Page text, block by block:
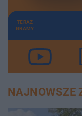
TERAZ
GRAMY
NAJNOWSZE